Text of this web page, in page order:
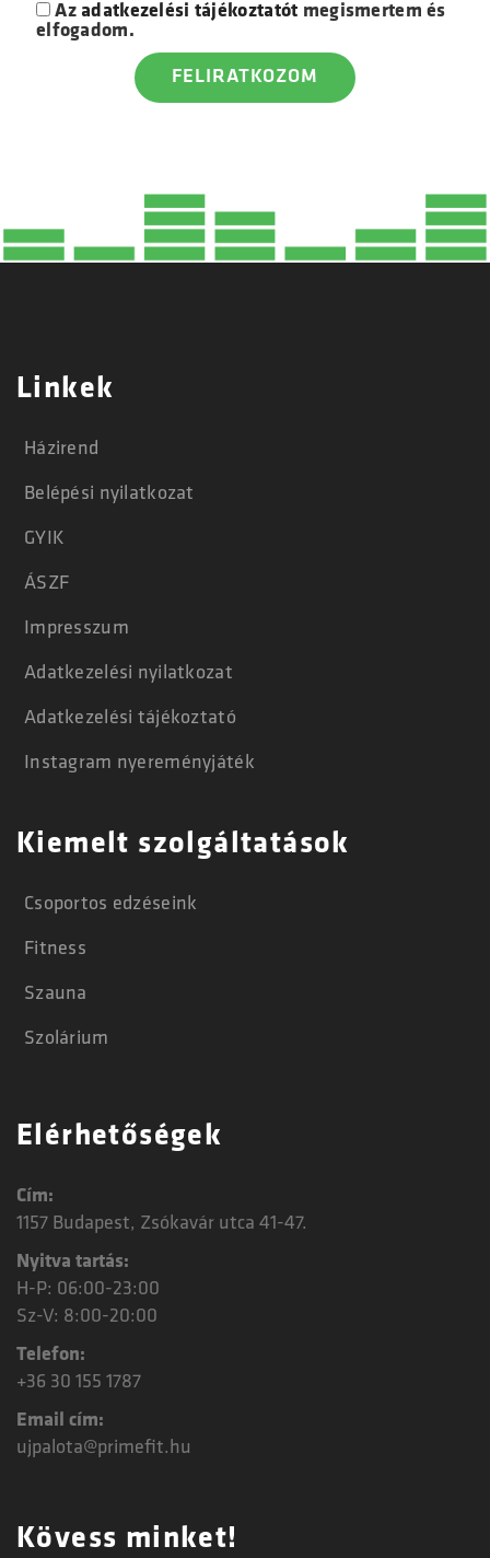
Az adatkezelési tájékoztatót megismertem és
elfogadom.
Linkek
Házirend
Belépési nyilatkozat
GYIK
ÁSZF
Impresszum
Adatkezelési nyilatkozat
Adatkezelési tájékoztató
Instagram nyereményjáték
Kiemelt szolgáltatások
Csoportos edzéseink
Fitness
Szauna
Szolárium
Elérhetőségek
Cím:
1157 Budapest, Zsókavár utca 41-47.
Nyitva tartás:
H-P: 06:00-23:00
Sz-V: 8:00-20:00
Telefon:
+36 30 155 1787
Email cím:
ujpalota@primefit.hu
Kövess minket!